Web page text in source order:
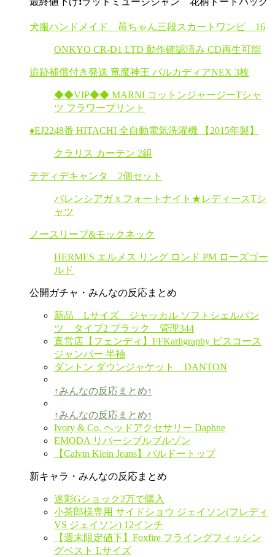
犬服ハンドメイド 苺ちゃん三段スカートワンピ 16
ONKYO CR-D1 LTD 動作確認済み CD再生可能
追跡補償付き発送 竜魔神王 バルカディアNEX 3枚
◆◆VIP◆◆ MARNI コットンジャージーTシャ
ツ フラワープリント
♦️EJ2248番 HITACHI 全自動電気洗濯機 【2015年製】
クラリス カーテン 2組
テディデキャンタ 2個セット
バレンシアガ x フォートナイト★レディースTシ
ャツ
ノースリーブ&モックネック
HERMES エルメス リング ロンド PM ローズゴー
ルド
公開ガチャ・みんなの反応まとめ
新品 Lサイズ ジャッカル ソフトシェルパン
ツ タイプ2 ブラック 管理344
直営店【フェンディ】FFKarligraphy ビスコース
ジャンパー 半袖
ダントン ダウンジャケット DANTON
↑みんなの反応まとめ↑
↑みんなの反応まとめ↑
Ivory & Co. ヘッドアクセサリー Daphne
EMODA リバーシブルブルゾン
【Calvin Klein Jeans】バルドートップ
新キャラ・みんなの反応まとめ
迷彩Gショック2万で購入
小茶郎様専用 サイドショウ ジェイソン(フレディ
VS ジェイソン) 12インチ
【週末限定値下】Foxfire フライングフィッシン
グベスト Lサイズ